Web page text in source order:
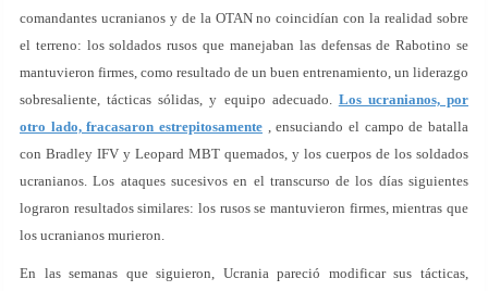
comandantes ucranianos y de la OTAN no coincidían con la realidad sobre
el terreno: los soldados rusos que manejaban las defensas de Rabotino se
mantuvieron firmes, como resultado de un buen entrenamiento, un liderazgo
sobresaliente, tácticas sólidas, y equipo adecuado. Los ucranianos, por
otro lado, fracasaron estrepitosamente , ensuciando el campo de batalla
con Bradley IFV y Leopard MBT quemados, y los cuerpos de los soldados
ucranianos. Los ataques sucesivos en el transcurso de los días siguientes
lograron resultados similares: los rusos se mantuvieron firmes, mientras que
los ucranianos murieron.
En las semanas que siguieron, Ucrania pareció modificar sus tácticas,